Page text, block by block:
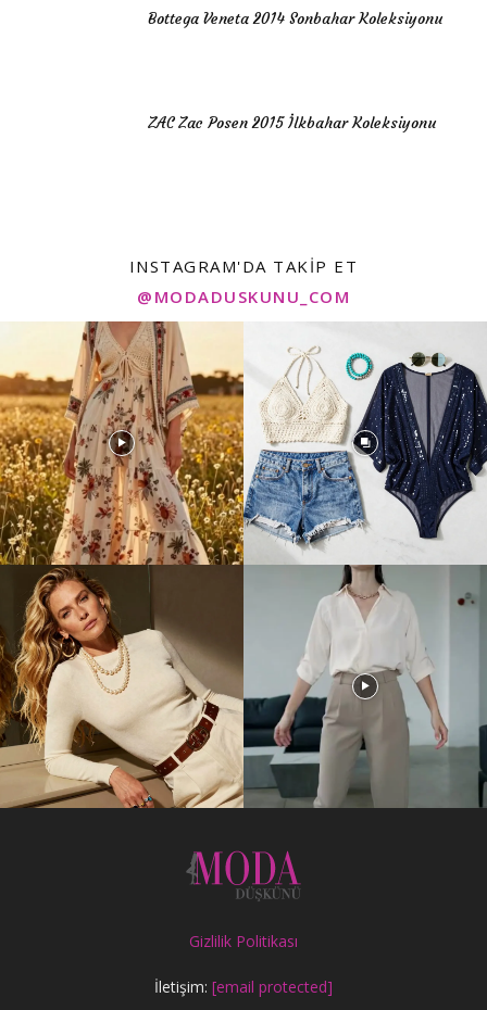
Bottega Veneta 2014 Sonbahar Koleksiyonu
ZAC Zac Posen 2015 İlkbahar Koleksiyonu
INSTAGRAM'DA TAKIP ET
@MODADUSKUNU_COM
Gizlilik Politikası
İletişim: [email protected]